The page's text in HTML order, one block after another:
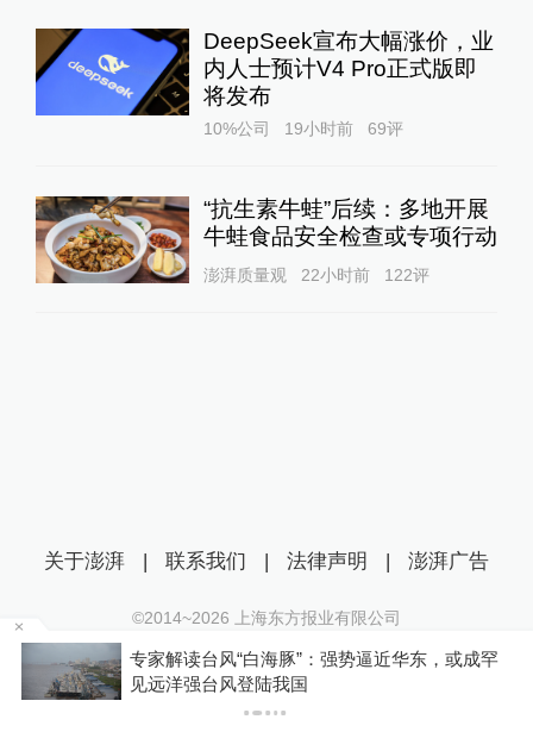
DeepSeek宣布大幅涨价，业
内人士预计V4 Pro正式版即
将发布
10%公司 19小时前 69评
“抗生素牛蛙”后续：多地开展
牛蛙食品安全检查或专项行动
澎湃质量观 22小时前 122评
”：强势逼近华东，或成罕
“梅姨”年龄超75岁？死
关于澎湃 | 联系我们 | 法律声明 | 澎湃广告
©2014~2026 上海东方报业有限公司
沪ICP证：沪B2-20170116 | 沪ICP备14003370号
互联网新闻信息服务许可证：31120170006
沪公网安备 31010602000299号